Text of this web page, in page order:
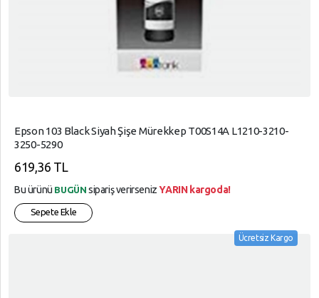
Epson 103 Black Siyah Şişe Mürekkep T00S14A L1210-3210-
3250-5290
619,36 TL
Bu ürünü BUGÜN sipariş verirsenizYARIN kargoda!
Sepete Ekle
Ücretsiz Kargo